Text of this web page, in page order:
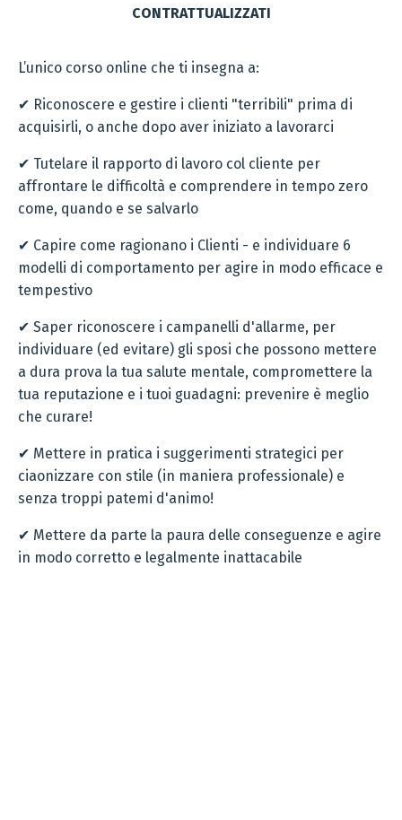
CONTRATTUALIZZATI
L’unico corso online che ti insegna a:
✔ Riconoscere e gestire i clienti "terribili" prima di
acquisirli, o anche dopo aver iniziato a lavorarci
✔ Tutelare il rapporto di lavoro col cliente per
affrontare le difficoltà e comprendere in tempo zero
come, quando e se salvarlo
✔ Capire come ragionano i Clienti - e individuare 6
modelli di comportamento per agire in modo efficace e
tempestivo
✔ Saper riconoscere i campanelli d'allarme, per
individuare (ed evitare) gli sposi che possono mettere
a dura prova la tua salute mentale, compromettere la
tua reputazione e i tuoi guadagni: prevenire è meglio
che curare!
✔ Mettere in pratica i suggerimenti strategici per
ciaonizzare con stile (in maniera professionale) e
senza troppi patemi d'animo!
✔ Mettere da parte la paura delle conseguenze e agire
in modo corretto e legalmente inattacabile